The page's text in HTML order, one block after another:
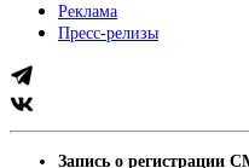
Реклама
Пресс-релизы
Запись о регистрации